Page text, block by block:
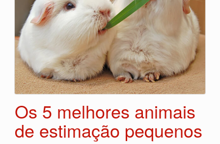
Os 5 melhores animais
de estimação pequenos